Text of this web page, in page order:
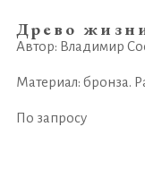
Древо
Автор: Владимир
Материал: бронза.
По запросу